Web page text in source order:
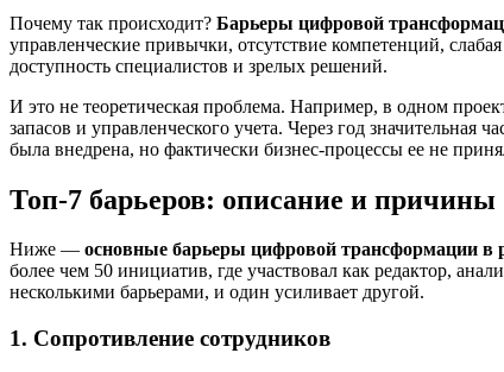
Почему так происходит? Барьеры цифровой
управленческие привычки, отсутствие компетенций,
доступность специалистов и зрелых решений.
И это не теоретическая проблема. Например, в одном
запасов и управленческого учета. Через год
была внедрена, но фактически бизнес-процессы ее не
Топ-7 барьеров: описание и причины
Ниже — основные барьеры цифровой трансформации в
более чем 50 инициатив, где участвовал как редактор,
несколькими барьерами, и один усиливает другой.
1. Сопротивление сотрудников